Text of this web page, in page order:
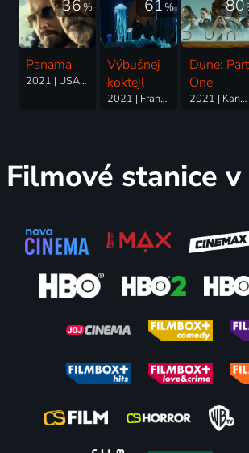
36%
Panama
2021 | USA, Velká Británie, Portoriko | Thriller, Akční, Mysteriózní
61%
Výbušnej
koktejl
2021 | Francie, USA | Akční, Krimi, Thriller
80
Dune: Part
One
2021 | Kanada, Maďarsko, USA | Science Fiction, Akční, Dobrodružný, Drama
Filmové stanice